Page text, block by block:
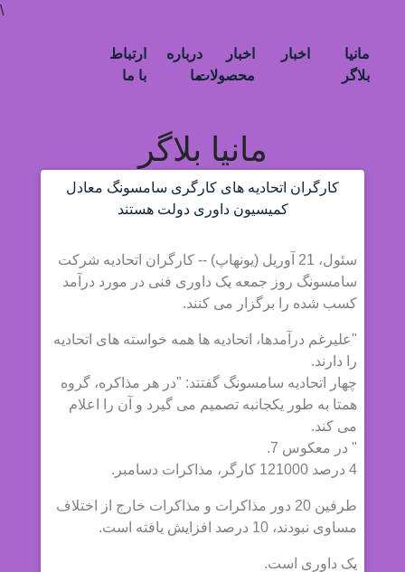
\
مانیا
بلاگر
اخبار
اخبار
محصولات
درباره
ما
ارتباط
با ما
مانیا بلاگر
کارگران اتحادیه های کارگری سامسونگ معادل
کمیسیون داوری دولت هستند
سئول، 21 آوریل (یونهاپ) -- کارگران اتحادیه شرکت
سامسونگ روز جمعه یک داوری فنی در مورد درآمد
کسب شده را برگزار می کنند.
"علیرغم درآمدها، اتحادیه ها همه خواسته های اتحادیه
را دارند.
چهار اتحادیه سامسونگ گفتند: "در هر مذاکره، گروه
همتا به طور یکجانبه تصمیم می گیرد و آن را اعلام
می کند.
" در معکوس 7.
4 درصد 121000 کارگر، مذاکرات دسامبر.
طرفین 20 دور مذاکرات و مذاکرات خارج از اختلاف
مساوی نبودند، 10 درصد افزایش یافته است.
یک داوری است.